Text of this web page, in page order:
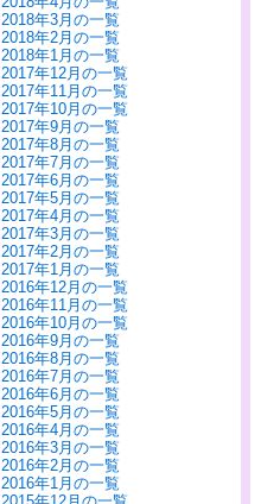
2018年3月の一覧
2018年2月の一覧
2018年1月の一覧
2017年12月の一覧
2017年11月の一覧
2017年10月の一覧
2017年9月の一覧
2017年8月の一覧
2017年7月の一覧
2017年6月の一覧
2017年5月の一覧
2017年4月の一覧
2017年3月の一覧
2017年2月の一覧
2017年1月の一覧
2016年12月の一覧
2016年11月の一覧
2016年10月の一覧
2016年9月の一覧
2016年8月の一覧
2016年7月の一覧
2016年6月の一覧
2016年5月の一覧
2016年4月の一覧
2016年3月の一覧
2016年2月の一覧
2016年1月の一覧